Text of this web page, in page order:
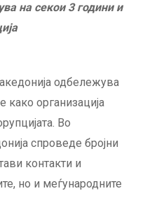
на секои 3 години и
одбележува
како организација
Во
спроведе бројни
контакти и
но и меѓународните